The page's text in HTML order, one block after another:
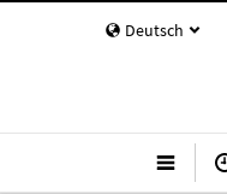
Deutsch